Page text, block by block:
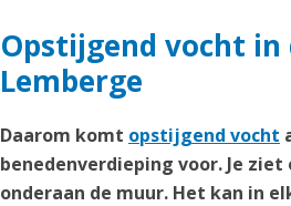
Opstijgend vocht in
Lemberge
Daarom komt opstijgend vocht
benedenverdieping voor. Je
onderaan de muur. Het kan in